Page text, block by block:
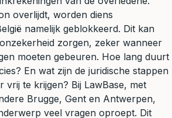
overlijdt, worden diens
namelijk geblokkeerd. Dit kan
zorgen, zeker wanneer
moeten gebeuren. Hoe lang duurt
En wat zijn de juridische stappen
vrij te krijgen? Bij LawBase, met
Brugge, Gent en Antwerpen,
veel vragen oproept. Dit